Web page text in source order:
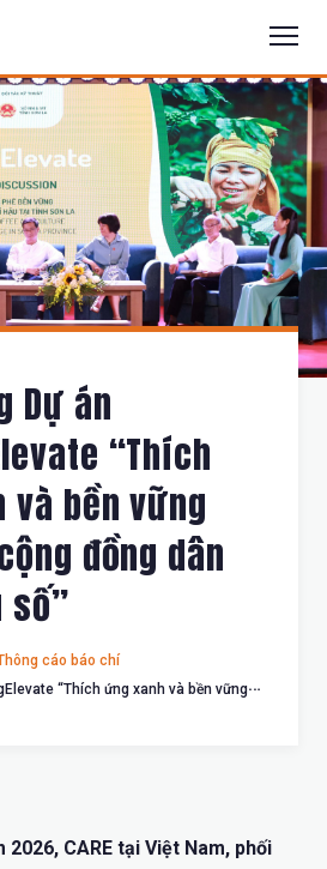
Dự án
“Thích
và bền vững
đồng dân
cáo báo chí
“Thích ứng xanh và bền vững
2026, CARE tại Việt Nam, phối